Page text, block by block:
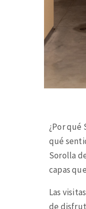
¿Por qué
qué
Sorolla
capas
Las
de